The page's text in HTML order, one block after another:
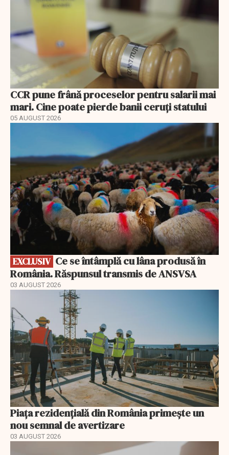
CCR pune frână proceselor pentru salarii mai
mari. Cine poate pierde banii ceruți statului
05 AUGUST 2026
EXCLUSIV
România. Răspunsul transmis de ANSVSA
03 AUGUST 2026
Piața rezidențială din România primește un
nou semnal de avertizare
03 AUGUST 2026